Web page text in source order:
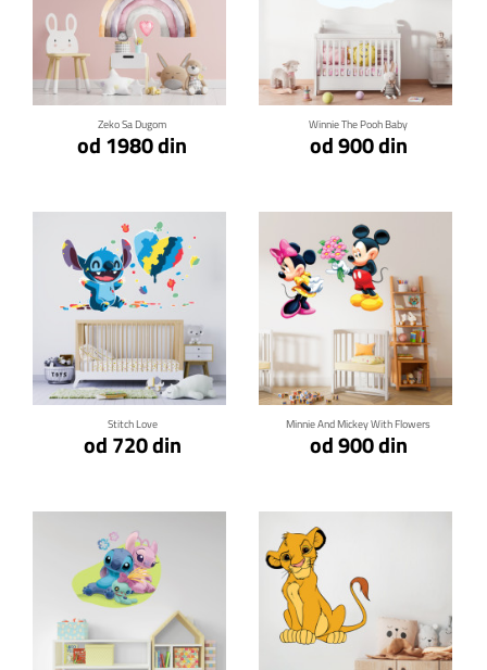
Zeko Sa Dugom
od 1980 din
Klikni za detalje
Winnie The Pooh Baby
od 900 din
Klikni za detalje
Stitch Love
od 720 din
Klikni za detalje
Minnie And Mickey With Flowers
od 900 din
Klikni za detalje
Klikni za detalje Klikni za detalje